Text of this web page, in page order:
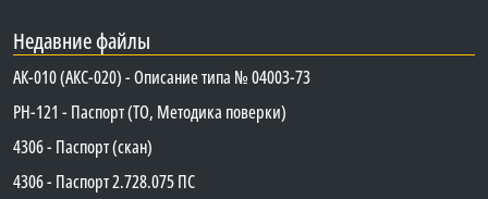
Недавние файлы
АК-010 (АКС-020) - Описание типа № 04003-73
PH-121 - Паспорт (ТО, Методика поверки)
4306 - Паспорт (скан)
4306 - Паспорт 2.728.075 ПС